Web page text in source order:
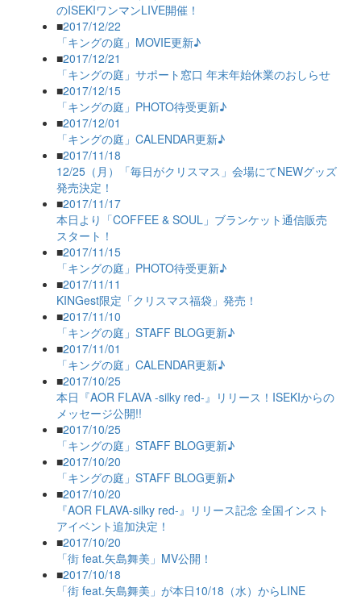
のISEKIワンマンLIVE開催！
■2017/12/22
「キングの庭」MOVIE更新♪
■2017/12/21
「キングの庭」サポート窓口 年末年始休業のおしらせ
■2017/12/15
「キングの庭」PHOTO待受更新♪
■2017/12/01
「キングの庭」CALENDAR更新♪
■2017/11/18
12/25（月）「毎日がクリスマス」会場にてNEWグッズ
発売決定！
■2017/11/17
本日より「COFFEE & SOUL」ブランケット通信販売
スタート！
■2017/11/15
「キングの庭」PHOTO待受更新♪
■2017/11/11
KINGest限定「クリスマス福袋」発売！
■2017/11/10
「キングの庭」STAFF BLOG更新♪
■2017/11/01
「キングの庭」CALENDAR更新♪
■2017/10/25
本日『AOR FLAVA -silky red-』リリース！ISEKIからの
メッセージ公開!!
■2017/10/25
「キングの庭」STAFF BLOG更新♪
■2017/10/20
「キングの庭」STAFF BLOG更新♪
■2017/10/20
『AOR FLAVA-silky red-』リリース記念 全国インスト
アイベント追加決定！
■2017/10/20
「街 feat.矢島舞美」MV公開！
■2017/10/18
「街 feat.矢島舞美」が本日10/18（水）からLINE